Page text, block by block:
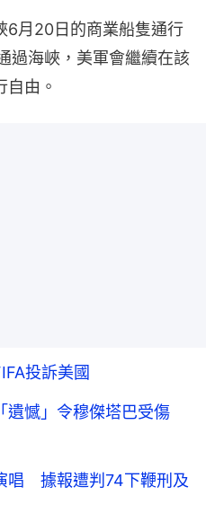
6月20日的商業船隻通行
過海峽，美軍會繼續在該
由。
投訴美國
遺憾」令穆傑塔巴受傷
唱 據報遭判74下鞭刑及